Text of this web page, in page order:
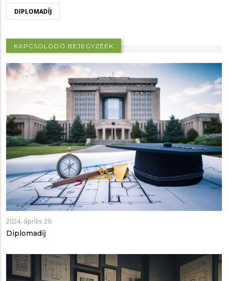
DIPLOMADÍJ
KAPCSOLÓDÓ BEJEGYZÉEK
2024. április 29.
Diplomadíj